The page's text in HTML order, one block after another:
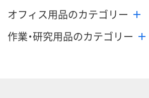
オフィス用品のカテゴリー
作業・研究用品のカテゴリー